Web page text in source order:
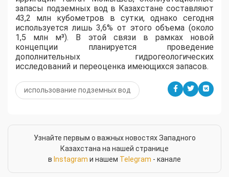
запасы подземных вод в Казахстане составляют
43,2 млн кубометров в сутки, однако сегодня
используется лишь 3,6% от этого объема (около
1,5 млн м³). В этой связи в рамках новой
концепции планируется проведение
дополнительных гидрогеологических
исследований и переоценка имеющихся запасов.
использование подземных вод
Узнайте первым о важных новостях Западного
Казахстана на нашей странице
в Instagram и нашем Telegram - канале